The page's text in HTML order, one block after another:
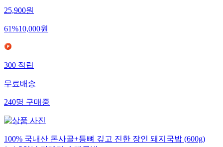
25,900원
61%10,000원
300적립
무료배송
240명구매중
100% 국내산 돈사골+등뼈 깊고 진한 장인 돼지국밥 (600g)